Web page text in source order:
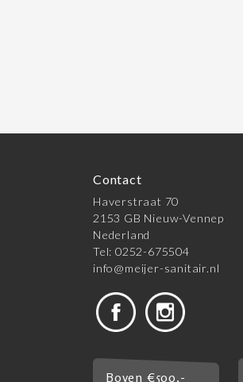
Contact
Haverstraat 70
2153 GB Nieuw-Vennep
Nederland
Tel: 0252-675504
info@meijer-sanitair.nl
Boven €500,-